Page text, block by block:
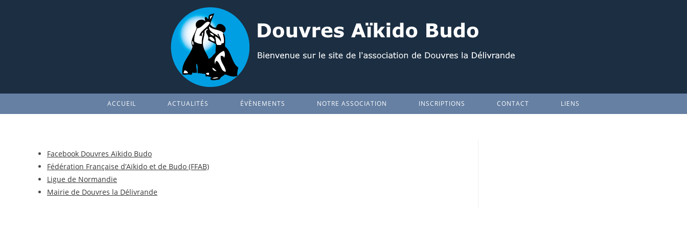
ACCUEIL ACTUALITÉS ÉVÈNEMENTS NOTRE ASSOCIATION INSCRIPTIONS CONTACT LIENS
Facebook Douvres Aïkido Budo
Fédération Française d’Aïkido et de Budo (FFAB)
Ligue de Normandie
Mairie de Douvres la Délivrande